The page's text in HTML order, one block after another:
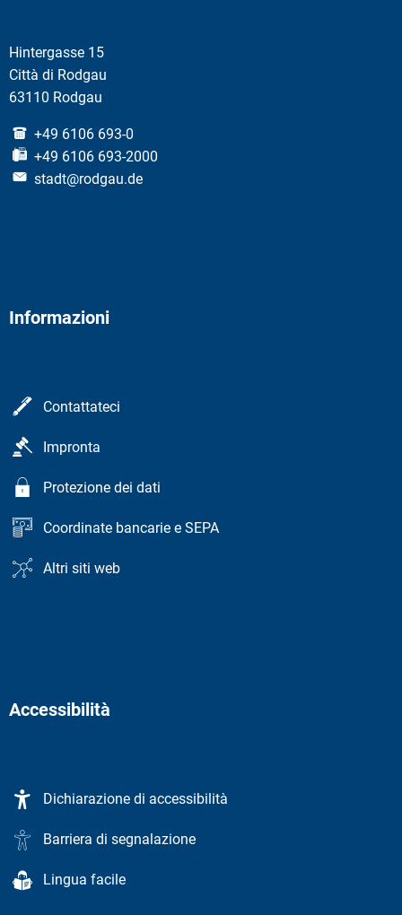
Hintergasse 15
Città di Rodgau
63110 Rodgau
+49 6106 693-0
+49 6106 693-2000
stadt@rodgau.de
Informazioni
Contattateci
Impronta
Protezione dei dati
Coordinate bancarie e SEPA
Altri siti web
Accessibilità
Dichiarazione di accessibilità
Barriera di segnalazione
Lingua facile